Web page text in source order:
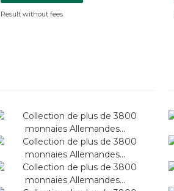
Result without fees